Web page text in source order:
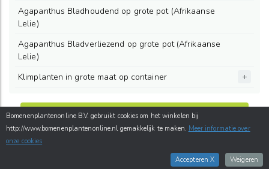
Agapanthus Bladhoudend op grote pot (Afrikaanse
Lelie)
Agapanthus Bladverliezend op grote pot (Afrikaanse
Lelie)
Klimplanten in grote maat op container
Bezorgen
Bomenenplantenonline B.V. gebruikt cookies om het winkelen bij
http://www.bomenenplantenonline.nl gemakkelijk te maken. Meer informatie over
onze cookies
Accepteren X Weigeren